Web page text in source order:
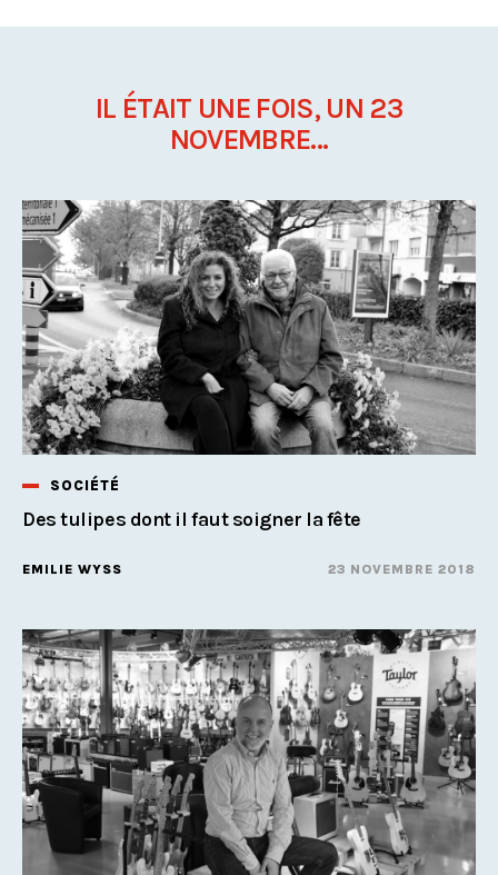
IL ÉTAIT UNE FOIS, UN 23
NOVEMBRE...
SOCIÉTÉ
Des tulipes dont il faut soigner la fête
EMILIE WYSS 23 NOVEMBRE 2018